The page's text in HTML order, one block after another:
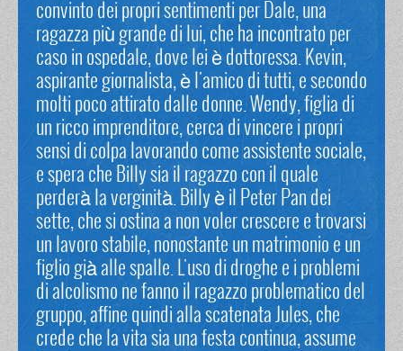
convinto dei propri sentimenti per Dale, una
ragazza più grande di lui, che ha incontrato per
caso in ospedale, dove lei è dottoressa. Kevin,
aspirante giornalista, è l'amico di tutti, e secondo
molti poco attirato dalle donne. Wendy, figlia di
un ricco imprenditore, cerca di vincere i propri
sensi di colpa lavorando come assistente sociale,
e spera che Billy sia il ragazzo con il quale
perderà la verginità. Billy è il Peter Pan dei
sette, che si ostina a non voler crescere e trovarsi
un lavoro stabile, nonostante un matrimonio e un
figlio già alle spalle. L'uso di droghe e i problemi
di alcolismo ne fanno il ragazzo problematico del
gruppo, affine quindi alla scatenata Jules, che
crede che la vita sia una festa continua, assume